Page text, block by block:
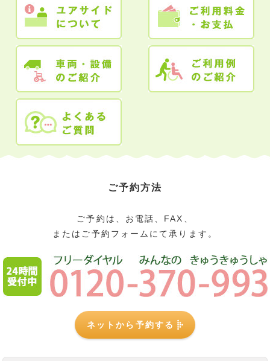
ご予約方法
ご予約は、お電話、FAX、
またはご予約フォームにて承ります。
ネットから予約する